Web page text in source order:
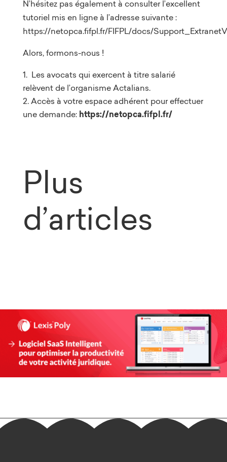
N’hésitez pas également à consulter l’excellent
tutoriel mis en ligne à l’adresse suivante :
https://netopca.fifpl.fr/FIFPL/docs/
Alors, formons-nous !
Les avocats qui exercent à titre salarié
relèvent de l’organisme Actalians.
Accès à votre espace adhérent pour effectuer
une demande: https://netopca.fifpl.fr/
Plus
d’articles